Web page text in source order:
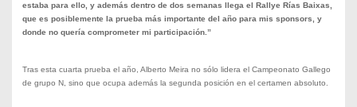
estaba para ello, y además dentro de dos semanas llega el Rallye Rías Baixas,
que es posiblemente la prueba más importante del año para mis sponsors, y
donde no quería comprometer mi participación.”
Tras esta cuarta prueba el año, Alberto Meira no sólo lidera el Campeonato Gallego
de grupo N, sino que ocupa además la segunda posición en el certamen absoluto.